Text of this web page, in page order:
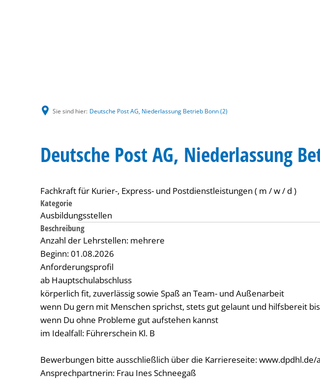
Sie sind hier: Deutsche Post AG, Niederlassung Betrieb Bonn (2)
Deutsche Post AG, Niederlassung
Fachkraft für Kurier-, Express- und Postdienstleistungen ( m / w / d )
Kategorie
Ausbildungsstellen
Beschreibung
Anzahl der Lehrstellen: mehrere
Beginn: 01.08.2026
Anforderungsprofil
ab Hauptschulabschluss
körperlich fit, zuverlässig sowie Spaß an Team- und Außenarbeit
wenn Du gern mit Menschen sprichst, stets gut gelaunt und hilfsbereit
wenn Du ohne Probleme gut aufstehen kannst
im Idealfall: Führerschein Kl. B
Bewerbungen bitte ausschließlich über die Karriereseite: www.dpdhl.de/
Ansprechpartnerin: Frau Ines Schneegaß